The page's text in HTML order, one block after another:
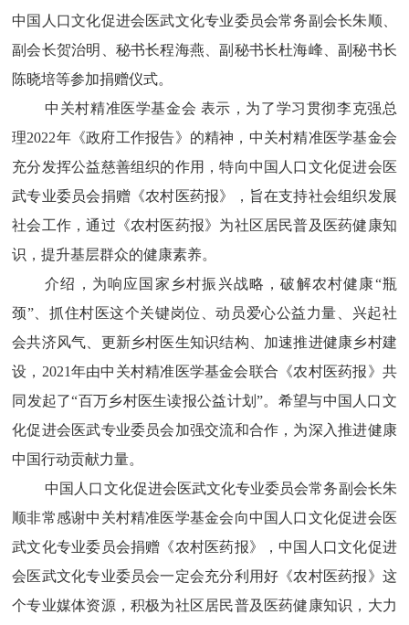
中国人口文化促进会医武文化专业委员会常务副会长朱顺、
副会长贺治明、秘书长程海燕、副秘书长杜海峰、副秘书长
陈晓培等参加捐赠仪式。
中关村精准医学基金会 表示，为了学习贯彻李克强总
理2022年《政府工作报告》的精神，中关村精准医学基金会
充分发挥公益慈善组织的作用，特向中国人口文化促进会医
武专业委员会捐赠《农村医药报》，旨在支持社会组织发展
社会工作，通过《农村医药报》为社区居民普及医药健康知
识，提升基层群众的健康素养。
介绍，为响应国家乡村振兴战略，破解农村健康“瓶
颈”、抓住村医这个关键岗位、动员爱心公益力量、兴起社
会共济风气、更新乡村医生知识结构、加速推进健康乡村建
设，2021年由中关村精准医学基金会联合《农村医药报》共
同发起了“百万乡村医生读报公益计划”。希望与中国人口文
化促进会医武专业委员会加强交流和合作，为深入推进健康
中国行动贡献力量。
中国人口文化促进会医武文化专业委员会常务副会长朱
顺非常感谢中关村精准医学基金会向中国人口文化促进会医
武文化专业委员会捐赠《农村医药报》，中国人口文化促进
会医武文化专业委员会一定会充分利用好《农村医药报》这
个专业媒体资源，积极为社区居民普及医药健康知识，大力